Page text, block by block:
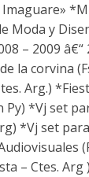
Moda y
– 2009
la corvina
Arg.)
Py) *Vj set
*Vj set
– Ctes.